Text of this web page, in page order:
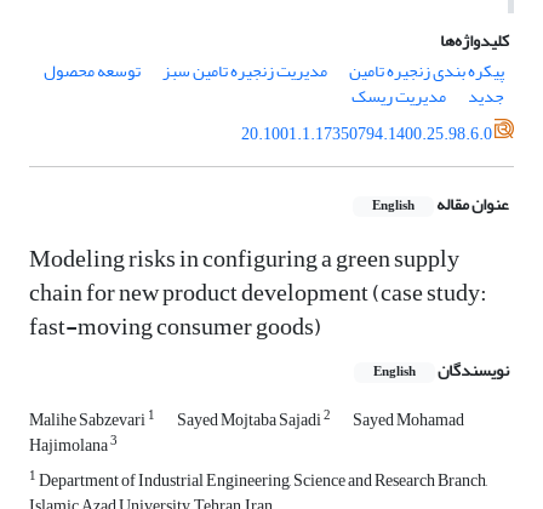
کلیدواژه‌ها
پیکره بندی زنجیره تامین
مدیریت زنجیره تامین سبز توسعه محصول
جدید
مدیریت ریسک
20.1001.1.17350794.1400.25.98.6.0
عنوان مقاله English
Modeling risks in configuring a green supply
chain for new product development (case study:
fast-moving consumer goods)
نویسندگان English
Malihe Sabzevari1 Sayed Mojtaba Sajadi2 Sayed Mohamad
Hajimolana3
1Department of Industrial Engineering, Science and Research Branch,